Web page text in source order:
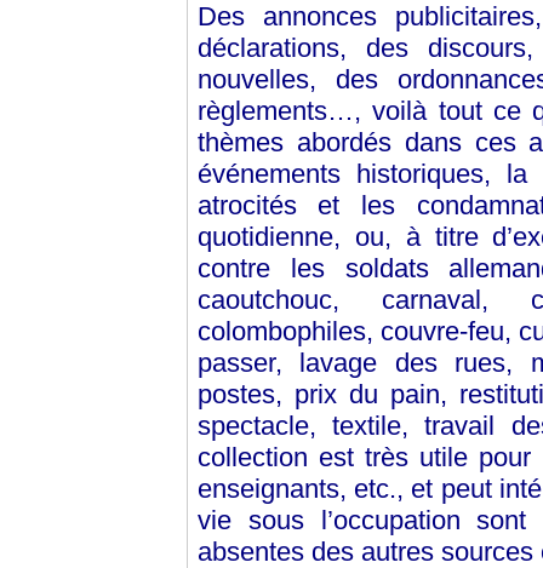
Des annonces
déclarations, des
nouvelles, des
règlements…, voilà tout ce
thèmes abordés dans ces
événements historiques,
atrocités et les
quotidienne, ou, à titre
contre les soldats
caoutchouc, carnaval,
colombophiles, couvre-feu,
passer, lavage des rues,
postes, prix du pain,
spectacle, textile, travail
collection est très utile
enseignants, etc., et peut
vie sous l’occupation
absentes des autres